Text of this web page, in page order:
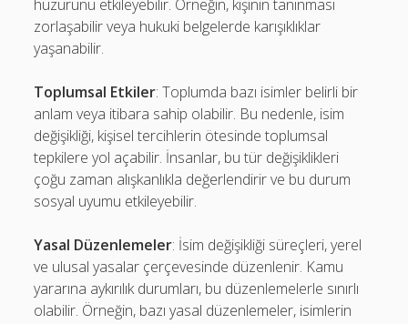
huzurunu etkileyebilir. Örneğin, kişinin tanınması
zorlaşabilir veya hukuki belgelerde karışıklıklar
yaşanabilir.
Toplumsal Etkiler: Toplumda bazı isimler belirli bir
anlam veya itibara sahip olabilir. Bu nedenle, isim
değişikliği, kişisel tercihlerin ötesinde toplumsal
tepkilere yol açabilir. İnsanlar, bu tür değişiklikleri
çoğu zaman alışkanlıkla değerlendirir ve bu durum
sosyal uyumu etkileyebilir.
Yasal Düzenlemeler: İsim değişikliği süreçleri, yerel
ve ulusal yasalar çerçevesinde düzenlenir. Kamu
yararına aykırılık durumları, bu düzenlemelerle sınırlı
olabilir. Örneğin, bazı yasal düzenlemeler, isimlerin